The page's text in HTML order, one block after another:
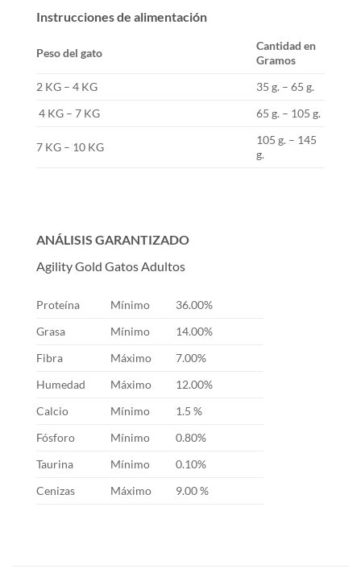
Instrucciones de alimentación
Peso del gato
Cantidad en
Gramos
2 KG – 4 KG
35 g. – 65 g.
4 KG – 7 KG
65 g. – 105 g.
7 KG – 10 KG
105 g. – 145
g.
ANÁLISIS GARANTIZADO
Agility Gold Gatos Adultos
Proteína Mínimo
36.00%
Grasa
Mínimo
14.00%
Fibra
Máximo
7.00%
Humedad
Máximo
12.00%
Calcio
Mínimo
1.5 %
Fósforo
Mínimo
0.80%
Taurina
Mínimo
0.10%
Cenizas
Máximo 9.00 %